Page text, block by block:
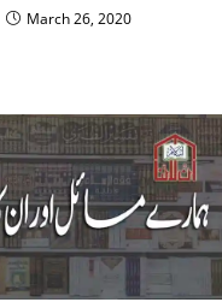
March 26, 2020